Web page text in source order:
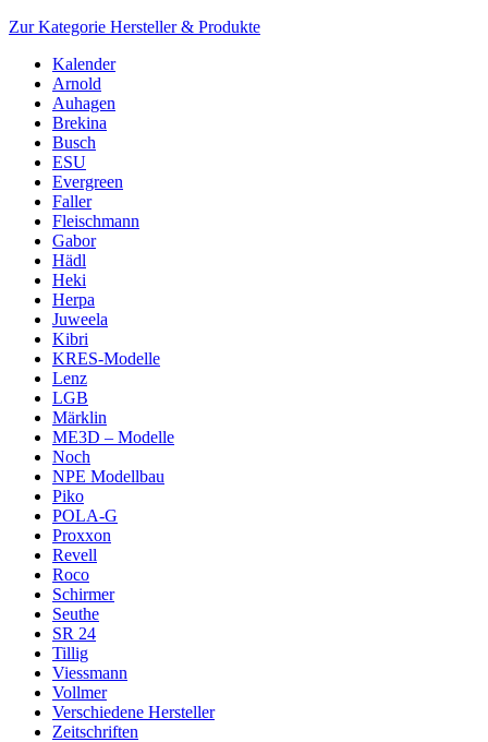
Zur Kategorie Hersteller & Produkte
Kalender
Arnold
Auhagen
Brekina
Busch
ESU
Evergreen
Faller
Fleischmann
Gabor
Hädl
Heki
Herpa
Juweela
Kibri
KRES-Modelle
Lenz
LGB
Märklin
ME3D – Modelle
Noch
NPE Modellbau
Piko
POLA-G
Proxxon
Revell
Roco
Schirmer
Seuthe
SR 24
Tillig
Viessmann
Vollmer
Verschiedene Hersteller
Zeitschriften